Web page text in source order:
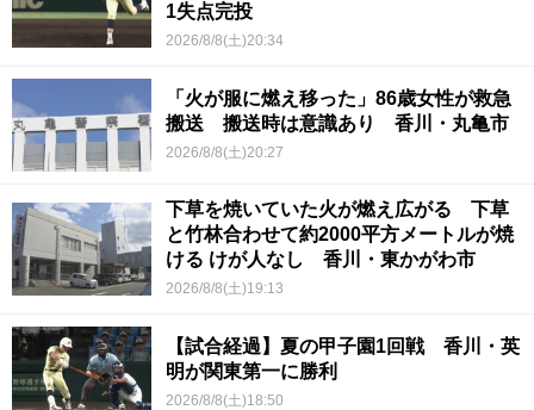
1失点完投
2026/8/8(土)20:34
「火が服に燃え移った」86歳女性が救急
搬送 搬送時は意識あり 香川・丸亀市
2026/8/8(土)20:27
下草を焼いていた火が燃え広がる 下草
と竹林合わせて約2000平方メートルが焼
ける けが人なし 香川・東かがわ市
2026/8/8(土)19:13
【試合経過】夏の甲子園1回戦 香川・英
明が関東第一に勝利
2026/8/8(土)18:50